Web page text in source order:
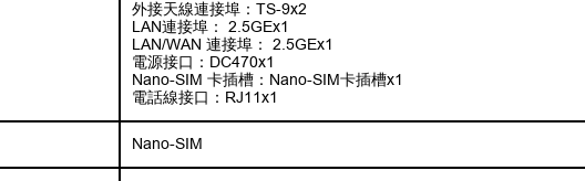
外接天線連接埠：TS-9x2
LAN連接埠： 2.5GEx1
LAN/WAN 連接埠： 2.5GEx1
電源接口：DC470x1
Nano-SIM 卡插槽：Nano-SIM卡插槽x1
電話線接口：RJ11x1
Nano-SIM